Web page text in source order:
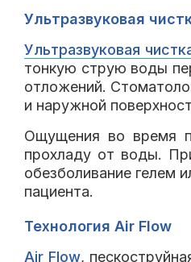
Ультразвуковая
Ультразвуковая
тонкую струю воды
отложений.
и наружной
Ощущения во время
прохладу от воды.
обезболивание гелем
пациента.
Технология Air Flow
Air Flow,